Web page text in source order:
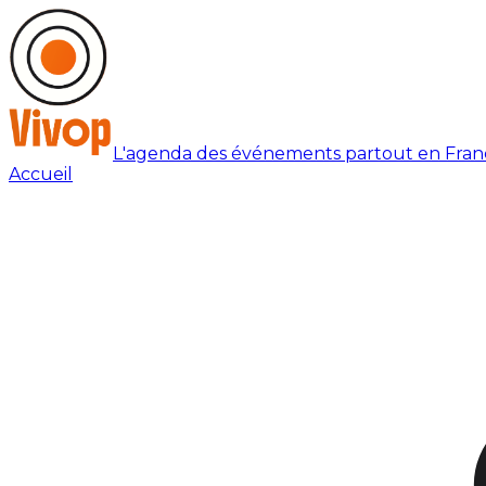
L'agenda des événements partout en
Accueil